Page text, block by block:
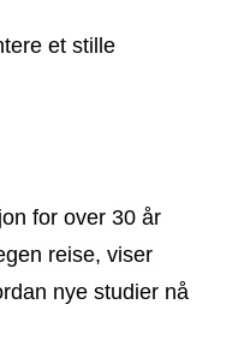
et stille
for over 30 år
reise, viser
nye studier nå